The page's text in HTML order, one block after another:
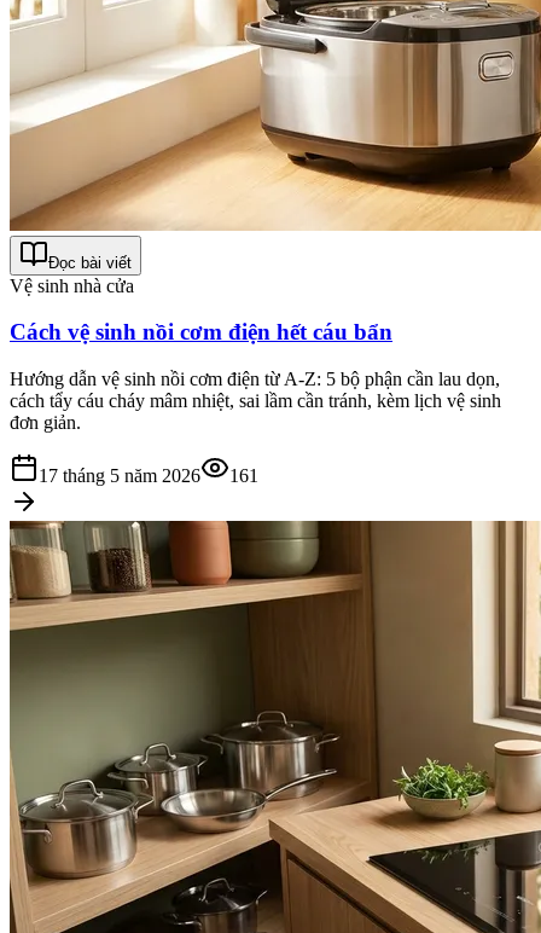
Đọc bài viết
Vệ sinh nhà cửa
Cách vệ sinh nồi cơm điện hết cáu bẩn
Hướng dẫn vệ sinh nồi cơm điện từ A-Z: 5 bộ phận cần lau dọn,
cách tẩy cáu cháy mâm nhiệt, sai lầm cần tránh, kèm lịch vệ sinh
đơn giản.
17 tháng 5 năm 2026 161